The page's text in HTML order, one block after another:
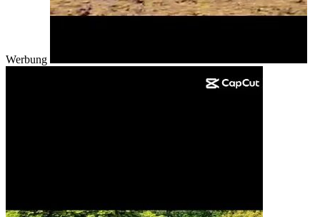
Werbung